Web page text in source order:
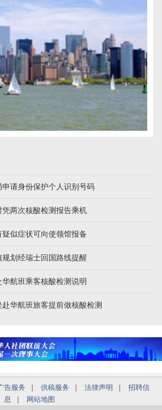
请身份保护个人识别号码
两次核酸检测报告乘机
似症状可向使领馆报备
划经瑞士回国路线提醒
航班乘客核酸检测说明
华航班旅客提前做核酸检测
告服务 供稿服务 法律声明
招聘信
息
网站地图